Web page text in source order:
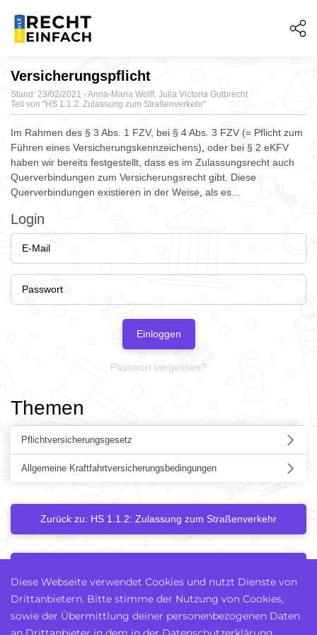
Versicherungspflicht
Stand: 23/02/2021 - Anna-Maria Wolff, Julia Victoria Gutbrecht
Teil von "HS 1.1.2: Zulassung zum Straßenverkehr"
Im Rahmen des § 3 Abs. 1 FZV, bei § 4 Abs. 3 FZV (= Pflicht zum
Führen eines Versicherungskennzeichens) oder bei § 2 eKFV
haben wir bereits festgestellt, dass es im Zulassungsrecht auch
Querverbindungen zum Versicherungsrecht gibt. Diese
Querverbindungen existieren in der Weise als es...
Login
Einloggen
Passwort vergessen?
Themen
Pflichtversicherungsgesetz
Allgemeine Kraftfahrtversicherungsbedingungen
Zurück zu: HS 1.1.2: Zulassung zum Straßenverkehr
Diese Webseite verwendet Cookies und nutzt Dienste von
Drittanbietern. Bitte stimme der Nutzung von Cookies,
sowie der Übermittlung deiner personenbezogenen Daten